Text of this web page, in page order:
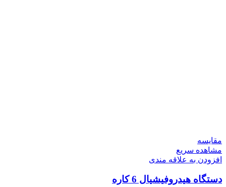
مقایسه
مشاهده سریع
افزودن به علاقه مندی
دستگاه هیدروفیشیال 6 کاره